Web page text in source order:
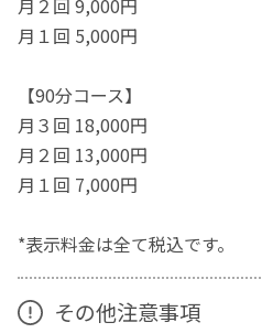
月１回 5,000円
【90分コース】
月３回 18,000円
月２回 13,000円
月１回 7,000円
*表示料金は全て税込です。
その他注意事項